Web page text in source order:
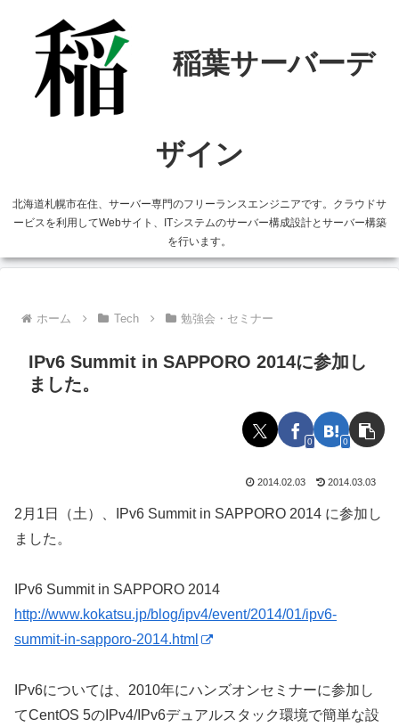
北海道札幌市在住、サーバー専門のフリーランスエンジニアです。クラウドサ
ービスを利用してWebサイト、ITシステムのサーバー構成設計とサーバー構築
を行います。
ホーム Tech 勉強会・セミナー
IPv6 Summit in SAPPORO 2014に参加し
ました。
0 0
2014.02.03 2014.03.03
2月1日（土）、IPv6 Summit in SAPPORO 2014 に参加し
ました。
IPv6 Summit in SAPPORO 2014
http://www.kokatsu.jp/blog/ipv4/event/2014/01/ipv6-
summit-in-sapporo-2014.html
IPv6については、2010年にハンズオンセミナーに参加し
てCentOS 5のIPv4/IPv6デュアルスタック環境で簡単な設